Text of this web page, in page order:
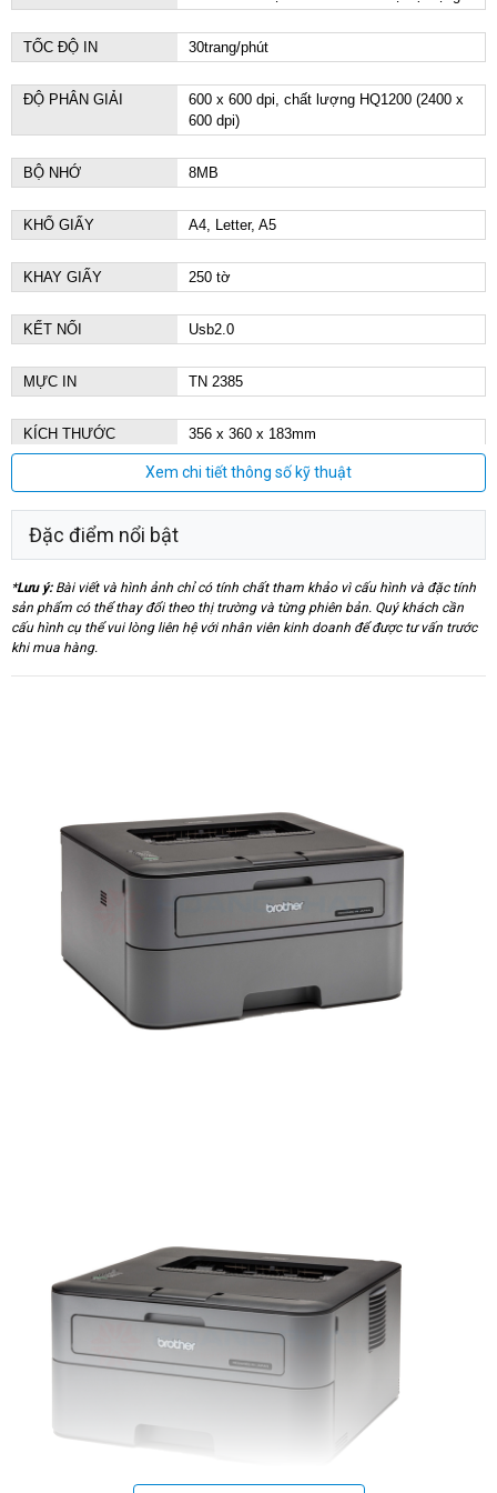
TỐC ĐỘ IN 30trang/phút
ĐỘ PHÂN GIẢI
600 x 600 dpi, chất lượng HQ1200 (2400 x
600 dpi)
BỘ NHỚ 8MB
KHỔ GIẤY A4, Letter, A5
KHAY GIẤY 250 tờ
KẾT NỐI Usb2.0
MỰC IN TN 2385
KÍCH THƯỚC
356 x 360 x 183mm
7.9kg
Xem chi tiết thông số kỹ thuật
Đặc điểm nổi bật
*Lưu ý:Bài viết và hình ảnh chỉ có tính chất tham khảo vì cấu hình và đặc tính
sản phẩm có thể thay đổi theo thị trường và từng phiên bản. Quý khách cần
cấu hình cụ thể vui lòng liên hệ với nhân viên kinh doanh để được tư vấn trước
khi mua hàng.